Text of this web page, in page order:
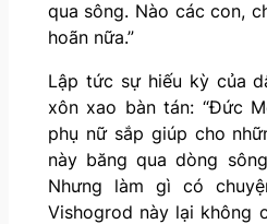
qua sông. Nào các con,
hoãn nữa.”
Lập tức sự hiếu kỳ của
xôn xao bàn tán: “Đức
phụ nữ sắp giúp cho
này băng qua dòng
Nhưng làm gì có
Vishogrod này lại không